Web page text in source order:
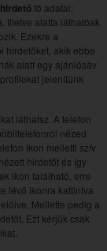
fő adatai:
Illetve alatta láthatóak
Ezekre a
hirdetőket, akik ebbe
alatt egy ajánlósáv
jelenítünk
láthatsz. A telefon
nézed
ikon melletti szív
hirdetőt és így
ikon található, erre
lévő ikonra kattintva
Mellette pedig a
Ezt kérjük csak